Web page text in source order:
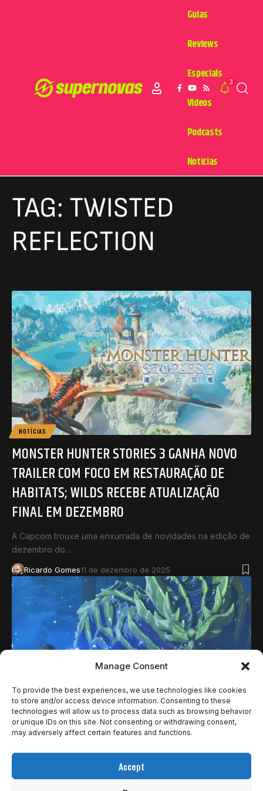
Manage Consent
To provide the best experiences, we use technologies like cookies
to store and/or access device information. Consenting to these
technologies will allow us to process data such as browsing behavior
or unique IDs on this site. Not consenting or withdrawing consent,
may adversely affect certain features and functions.
Accept
Guias
Reviews
Especiais
Videos
Podcasts
Notícias
3
TAG:TWISTED
REFLECTION
NOTÍCIAS
MONSTER HUNTER STORIES 3 GANHA NOVO
TRAILER COM FOCO EM RESTAURAÇÃO DE
HABITATS; WILDS RECEBE ATUALIZAÇÃO
FINAL EM DEZEMBRO
A Capcom trouxe uma enxurrada de novidades na edição de
dezembro do…
Ricardo Gomes11 de dezembro de 2025
NOTÍCIAS
MONSTER HUNTER STORIES 3: TWISTED
REFLECTION CHEGA EM 2026 PARA SWITCH 2,
PS5, XBOX SERIES E PC